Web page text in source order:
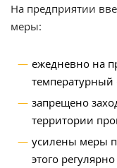
На предприятии
меры:
ежедневно на
температурный
запрещено
территории
усилены меры
этого